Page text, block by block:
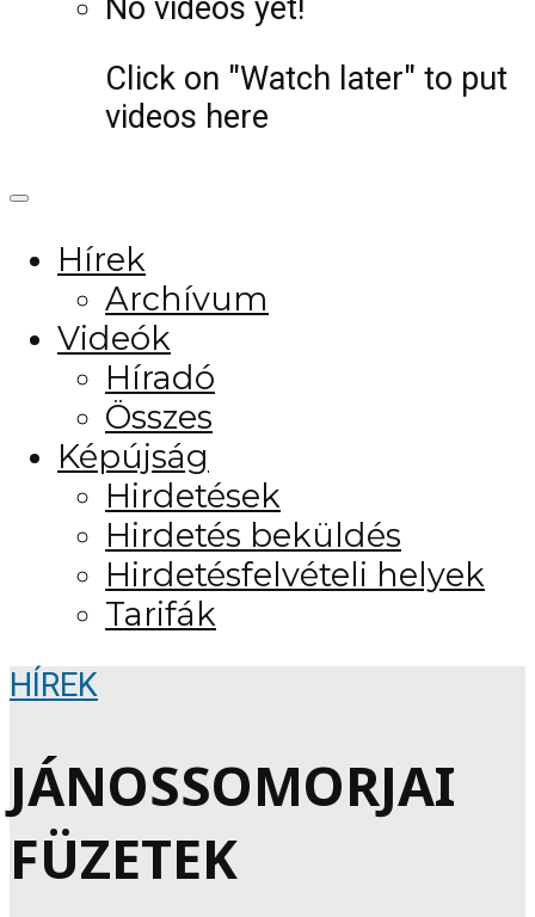
No videos yet!
Click on "Watch later" to put
videos here
Hírek
Archívum
Videók
Híradó
Összes
Képújság
Hirdetések
Hirdetés beküldés
Hirdetésfelvételi helyek
Tarifák
HÍREK
JÁNOSSOMORJAI
FÜZETEK